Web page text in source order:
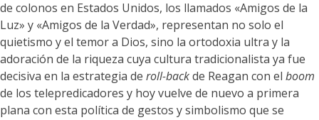
de colonos en Estados Unidos, los llamados «Amigos de la
Luz» y «Amigos de la Verdad», representan no solo el
quietismo y el temor a Dios, sino la ortodoxia ultra y la
adoración de la riqueza cuya cultura tradicionalista ya fue
decisiva en la estrategia de roll-backde Reagan con el boom
de los telepredicadores y hoy vuelve de nuevo a primera
plana con esta política de gestos y simbolismo que se